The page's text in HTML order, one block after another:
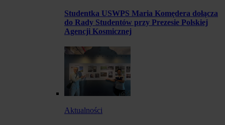
Studentka USWPS Maria Komędera dołącza
do Rady Studentów przy Prezesie Polskiej
Agencji Kosmicznej
Aktualności